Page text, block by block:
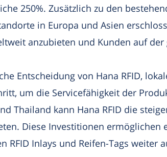
250%. Zusätzlich zu den
in Europa und Asien
anzubieten und Kunden auf
Entscheidung von Hana RFID,
um die Servicefähigkeit der
Thailand kann Hana RFID die
Diese Investitionen
RFID Inlays und Reifen-Tags weiter